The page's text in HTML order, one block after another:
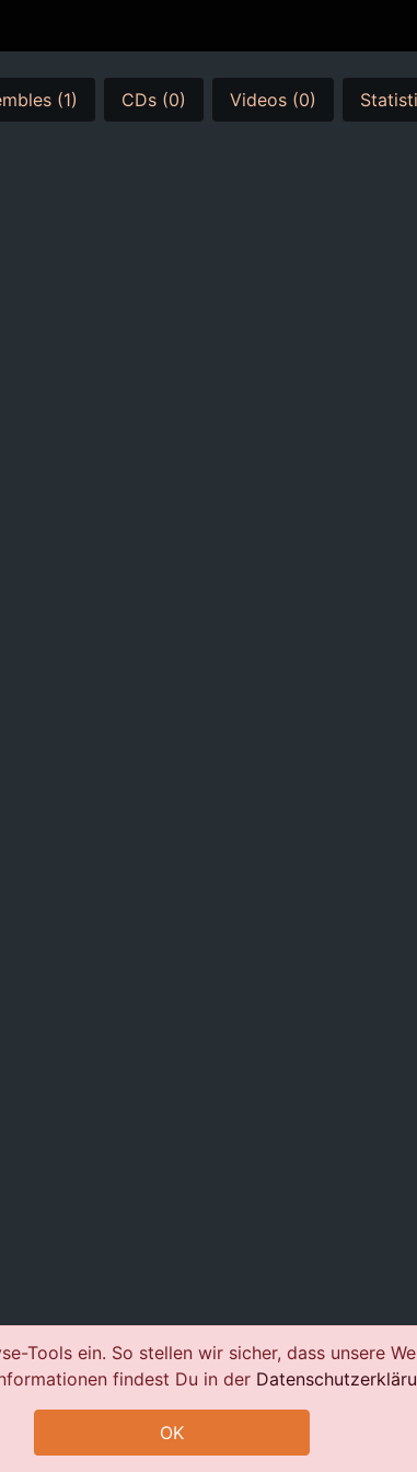
(1) CDs (0) Videos (0)
Tools ein. So stellen wir sicher, dass unsere
findest Du in der
OK